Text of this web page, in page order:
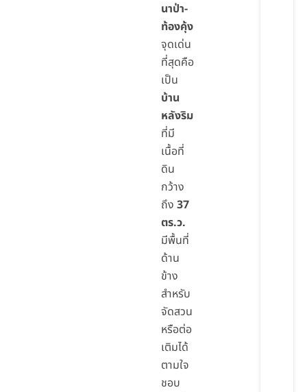
นาป่า-
ท้องคุ้ง
จุดเด่น
ที่สุดคือ
เป็น
บ้าน
หลังริม
ที่มี
เนื้อที่
ดิน
กว้าง
ถึง37
ตร.ว.
มีพื้นที่
ด้าน
ข้าง
สำหรับ
จัดสวน
หรือต่อ
เติมได้
ตามใจ
ชอบ